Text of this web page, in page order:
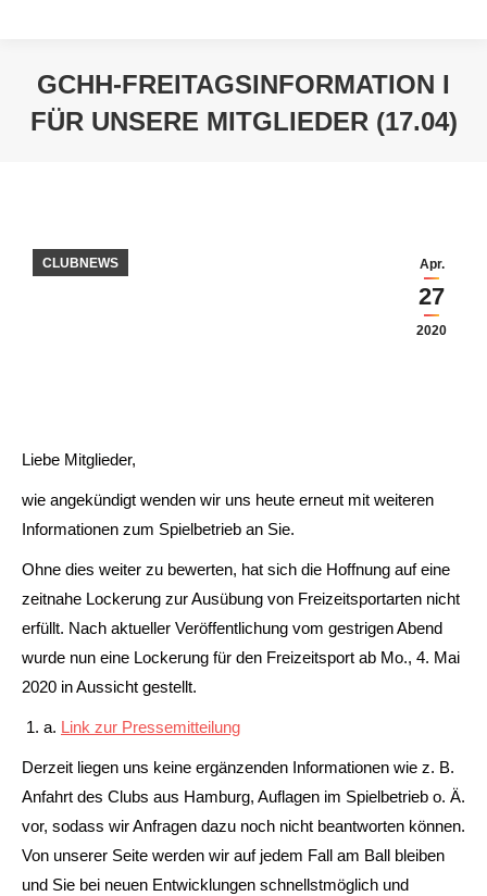
GCHH-FREITAGSINFORMATION I
FÜR UNSERE MITGLIEDER (17.04)
Apr.
27
2020
CLUBNEWS
Liebe Mitglieder,
wie angekündigt wenden wir uns heute erneut mit weiteren
Informationen zum Spielbetrieb an Sie.
Ohne dies weiter zu bewerten, hat sich die Hoffnung auf eine
zeitnahe Lockerung zur Ausübung von Freizeitsportarten nicht
erfüllt. Nach aktueller Veröffentlichung vom gestrigen Abend
wurde nun eine Lockerung für den Freizeitsport ab Mo., 4. Mai
2020 in Aussicht gestellt.
a. Link zur Pressemitteilung
Derzeit liegen uns keine ergänzenden Informationen wie z. B.
Anfahrt des Clubs aus Hamburg, Auflagen im Spielbetrieb o. Ä.
vor, sodass wir Anfragen dazu noch nicht beantworten können.
Von unserer Seite werden wir auf jedem Fall am Ball bleiben
und Sie bei neuen Entwicklungen schnellstmöglich und